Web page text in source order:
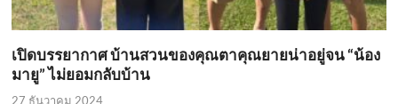
เปิดบรรยากาศ บ้านสวนของคุณตาคุณยายน่าอยู่จน “น้อง
มายู” ไม่ยอมกลับบ้าน
27 ธันวาคม 2024